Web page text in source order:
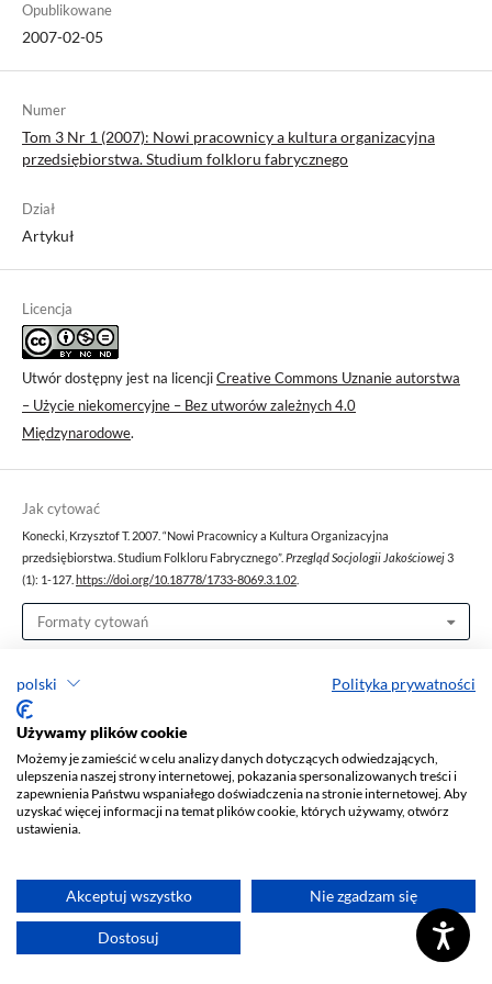
polski Polityka prywatności
Używamy plików cookie
Możemy je zamieścić w celu analizy danych dotyczących odwiedzających,
ulepszenia naszej strony internetowej, pokazania spersonalizowanych treści i
zapewnienia Państwu wspaniałego doświadczenia na stronie internetowej. Aby
uzyskać więcej informacji na temat plików cookie, których używamy, otwórz
ustawienia.
Akceptuj wszystko Nie zgadzam się
Dostosuj
Opublikowane
2007-02-05
Numer
Tom 3 Nr 1 (2007): Nowi pracownicy a kultura organizacyjna
przedsiębiorstwa. Studium folkloru fabrycznego
Dział
Artykuł
Licencja
Utwór dostępny jest na licencjiCreative Commons Uznanie autorstwa
– Użycie niekomercyjne – Bez utworów zależnych 4.0
Międzynarodowe.
Jak cytować
Konecki, Krzysztof T. 2007. “Nowi Pracownicy a Kultura Organizacyjna
przedsiębiorstwa. Studium Folkloru Fabrycznego”. Przegląd Socjologii Jakościowej3
(1): 1-127. https://doi.org/10.18778/1733-8069.3.1.02
Formaty cytowań